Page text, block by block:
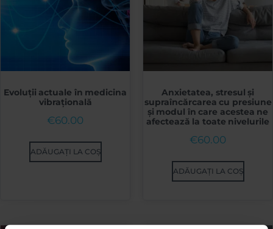
Evoluții actuale în medicina
vibrațională
€60.00
ADĂUGAȚI LA COȘ
Anxietatea, stresul și
supraîncărcarea cu presiune
și modul în care acestea ne
afectează la toate nivelurile
€60.00
ADĂUGAȚI LA COȘ